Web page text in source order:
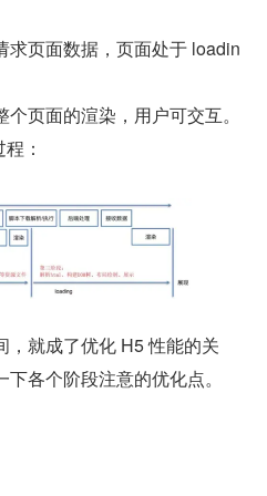
求页面数据，页面处于 loadin
页面的渲染，用户可交互。
：
，就成了优化 H5 性能的关
各个阶段注意的优化点。